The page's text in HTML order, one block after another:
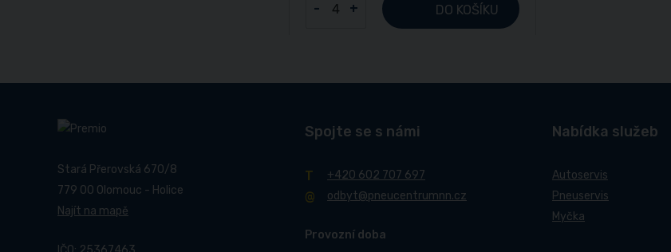
- + DO KOŠÍKU
Stará Přerovská 670/8
779 00 Olomouc - Holice
Najít na mapě
Spojte se s námi
+420 602 707 697
odbyt@pneucentrumnn.cz
Provozní doba
Nabídka služeb
Autoservis
Pneuservis
Myčka